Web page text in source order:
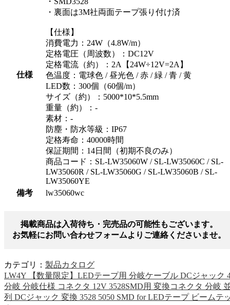
仕様
・裏面は3M社両面テープ張り付け済
【仕様】
消費電力：24W（4.8W/m）
定格電圧（周波数）：DC12V
定格電流（約）：2A【24W÷12V=2A】
色温度：電球色 / 昼光色 / 赤 / 緑 / 青 / 黄
LED数：300個（60個/m）
サイズ（約）：5000*10*5.5mm
重量（約）：-
素材：-
防塵・防水等級：IP67
定格寿命：40000時間
保証期間：14日間（初期不良のみ）
商品コード：SL-LW35060W / SL-LW35060C / SL-
LW35060R / SL-LW35060G / SL-LW35060B / SL-
LW35060YE
備考
lw35060wc
掲載商品は入荷待ち・完売品の可能性もございます。
お気軽にお問い合わせフォームよりご連絡くださいませ。
カテゴリ： 製品カタログ
LW4Y 【数量限定】LEDテープ用 分岐ケーブル DCジャック
分岐 分岐仕様 コネクタ 12V 3528SMD用 変換コネクタ 分岐
列 DCジャック 変換 3528 5050 SMD for LEDテープ ビームテ